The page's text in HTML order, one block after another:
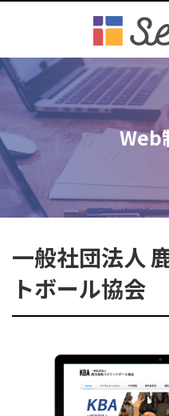
Web
一般社団法人
トボール協会